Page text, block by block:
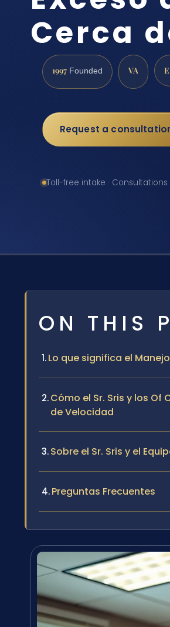
Cerca
1997 Founded VA
Request a
Toll-free intake ·
ON THIS
Lo que significa el
Cómo el Sr. Sris y los
de Velocidad
Sobre el Sr. Sris y el
Preguntas Frecuentes